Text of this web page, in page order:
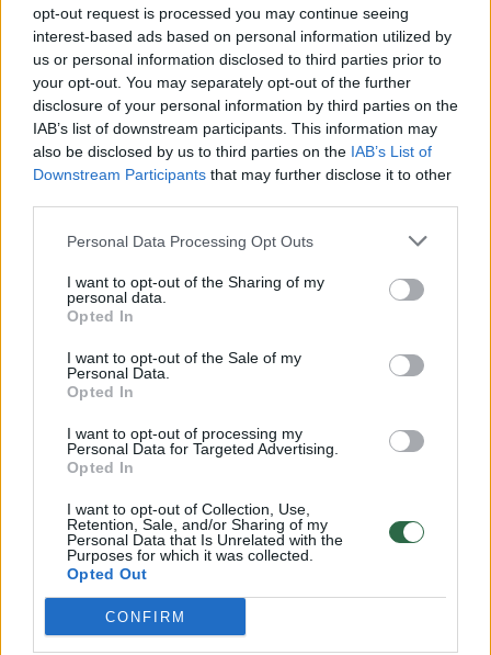
opt-out request is processed you may continue seeing
interest-based ads based on personal information utilized by
us or personal information disclosed to third parties prior to
your opt-out. You may separately opt-out of the further
disclosure of your personal information by third parties on the
IAB’s list of downstream participants. This information may
also be disclosed by us to third parties on the IAB’s List of
Downstream Participants that may further disclose it to other
Personal Data Processing Opt Outs
I want to opt-out of the Sharing of my
personal data.
Opted In
I want to opt-out of the Sale of my
Personal Data.
Opted In
I want to opt-out of processing my
Personal Data for Targeted Advertising.
Opted In
I want to opt-out of Collection, Use,
Retention, Sale, and/or Sharing of my
Personal Data that Is Unrelated with the
Purposes for which it was collected.
Opted Out
CONFIRM
D. Grybauskaitė įvertino
įtampas valdančiojoje
koalicijoje: įgėlė
socialdemokratams (2)
G.
esančio
keitimą:
„Kas bus toliau? Knygų deginimas? Rusijos
sprendimas pervadinti lietuvių literatūros
klasikui Kristijonui Donelaičiui skirtą muziejų
yra dar vienas nepriimtinas bandymas
perrašyti istoriją“, – socialiniame tinkle „X“
rašė G. Nausėda.
„Nors senųjų Mažosios Lietuvos, dabar
priklausančios vadinamajai Kaliningrado
sričiai, gyventojų jau seniai nebėra,
paskutiniai ten esantys lietuviškos kultūros
ženklai turi būti saugomi. Kad ir kaip Rusija